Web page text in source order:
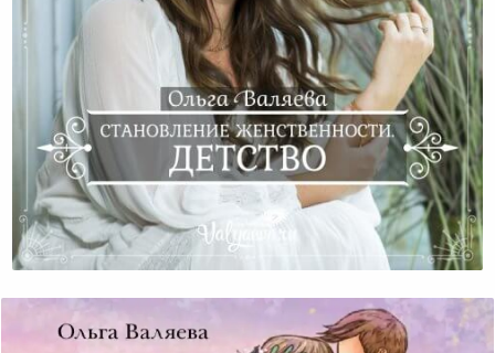
Становление Женственности. Детство.